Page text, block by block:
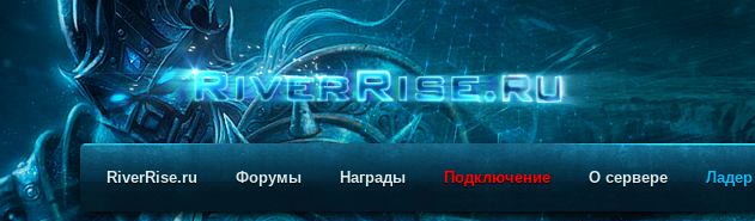
RiverRise.ru Форумы Награды Подключение О сервере Ладер